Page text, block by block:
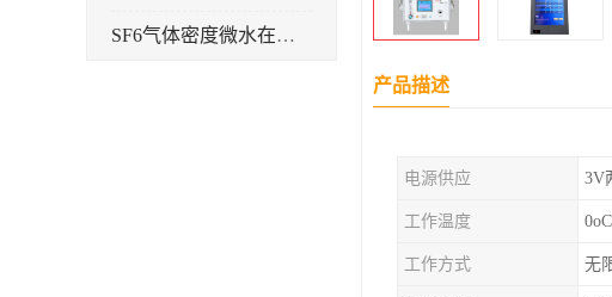
SF6气体密度微水在线监测系统
产品描述
电源供应 3V
工作温度
工作方式 无